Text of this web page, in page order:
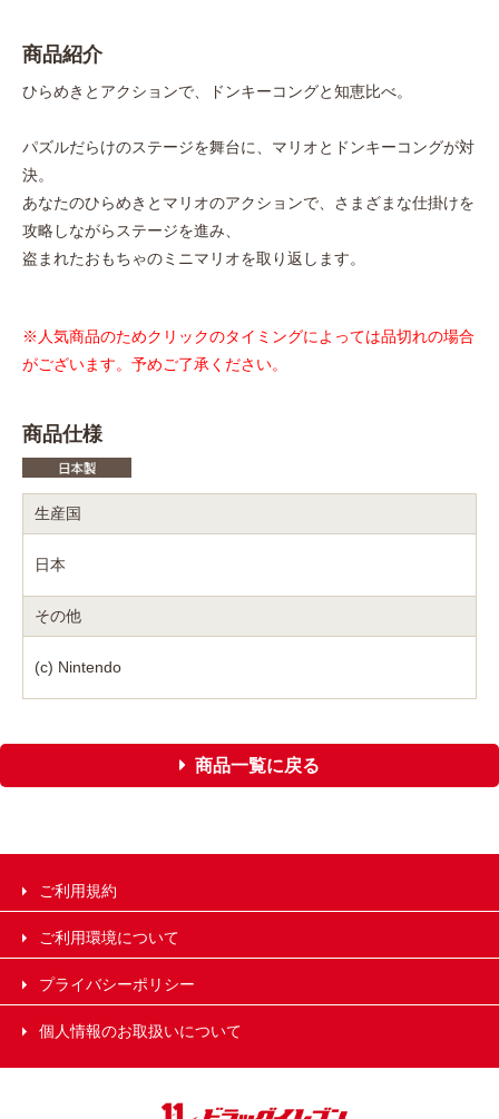
商品紹介
ひらめきとアクションで、ドンキーコングと知恵比べ。
パズルだらけのステージを舞台に、マリオとドンキーコングが対
決。
あなたのひらめきとマリオのアクションで、さまざまな仕掛けを
攻略しながらステージを進み、
盗まれたおもちゃのミニマリオを取り返します。
※人気商品のためクリックのタイミングによっては品切れの場合
がございます。予めご了承ください。
商品仕様
生産国
日本
その他
(c) Nintendo
商品一覧に戻る
ご利用規約
ご利用環境について
プライバシーポリシー
個人情報のお取扱いについて